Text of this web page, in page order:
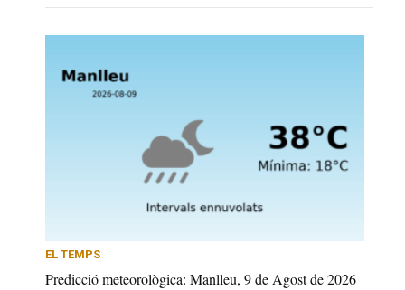
EL TEMPS
Predicció meteorològica: Manlleu, 9 de Agost de 2026